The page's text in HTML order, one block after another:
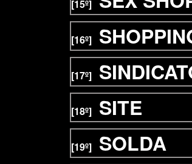
[15º]
[16º]
[17º]
[18º] SITE
[19º] SOLDA